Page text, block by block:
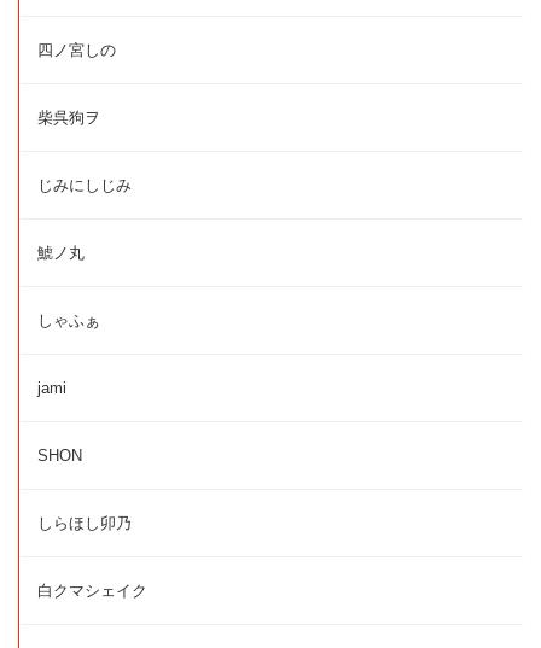
四ノ宮しの
柴呉狗ヲ
じみにしじみ
鯱ノ丸
しゃふぁ
jami
SHON
しらほし卯乃
白クマシェイク